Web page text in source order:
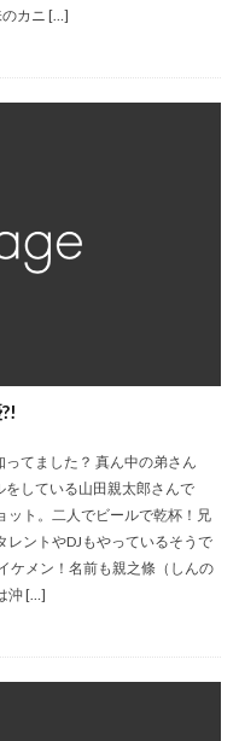
カニ […]
てました？ 真ん中の弟さん
している山田親太郎さんで
ット。二人でビールで乾杯！兄
レントやDJもやっているそうで
ケメン！名前も親之條（しんの
沖 […]